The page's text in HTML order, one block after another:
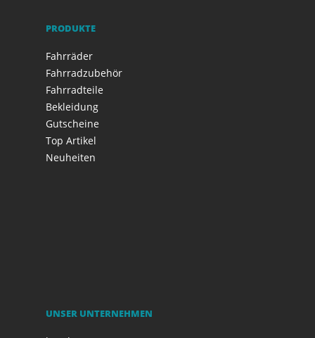
PRODUKTE
Fahrräder
Fahrradzubehör
Fahrradteile
Bekleidung
Gutscheine
Top Artikel
Neuheiten
UNSER UNTERNEHMEN